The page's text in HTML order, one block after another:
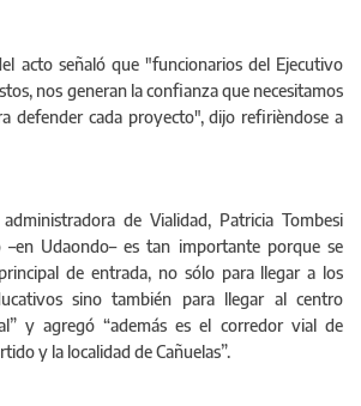
acto señaló que "funcionarios del Ejecutivo
nos generan la confianza que necesitamos
defender cada proyecto", dijo refirièndose a
de Vialidad, Patricia Tombesi
–en Udaondo– es tan importante porque se
de entrada, no sólo para llegar a los
sino también para llegar al centro
y agregó “además es el corredor vial de
y la localidad de Cañuelas”.